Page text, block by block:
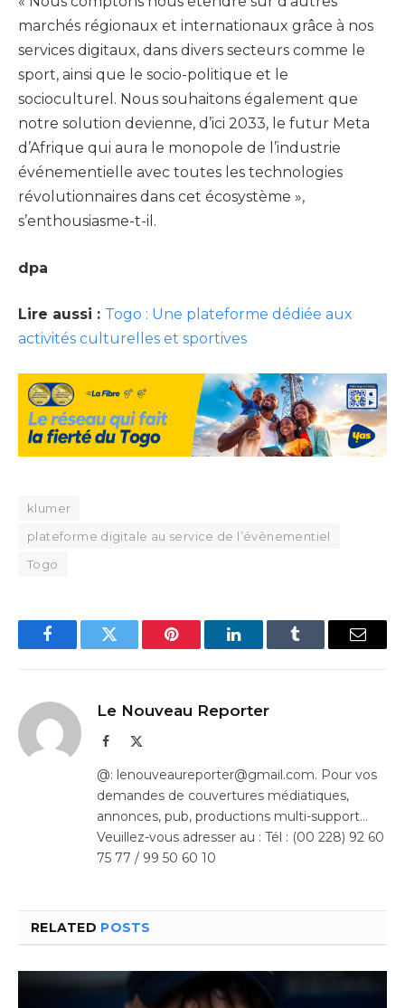
marchés régionaux et internationaux grâce à nos
services digitaux, dans divers secteurs comme le
sport, ainsi que le socio-politique et le
socioculturel. Nous souhaitons également que
notre solution devienne, d’ici 2033, le futur Meta
d’Afrique qui aura le monopole de l’industrie
événementielle avec toutes les technologies
révolutionnaires dans cet écosystème »,
s’enthousiasme-t-il.
dpa
Lire aussi : Togo : Une plateforme dédiée aux
activités culturelles et sportives
klumer
plateforme digitale au service de l’évènementiel
Togo
FacebookTwitter Pinterest LinkedInTumblr Email
Le Nouveau Reporter
Facebook
@: lenouveaureporter@gmail.com. Pour vos
demandes de couvertures médiatiques,
annonces, pub, productions multi-support…
Veuillez-vous adresser au : Tél : (00 228) 92 60
75 77 / 99 50 60 10
RELATED POSTS